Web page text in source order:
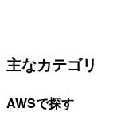
主なカテゴリ
AWSで探す